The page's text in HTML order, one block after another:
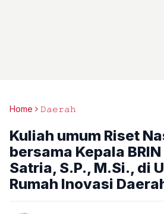
Home 𝙳𝚊𝚎𝚛𝚊𝚑
Kuliah umum Riset
bersama Kepala
Satria, S.P., M.Si., di
Rumah Inovasi